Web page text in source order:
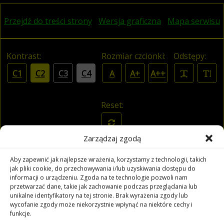
Zarządzaj zgodą
Aby zapewnić jak najlepsze wrażenia, korzystamy z technologii, takich
jak pliki cookie, do przechowywania i/lub uzyskiwania dostępu do
informacji o urządzeniu. Zgoda na te technologie pozwoli nam
przetwarzać dane, takie jak zachowanie podczas przeglądania lub
unikalne identyfikatory na tej stronie. Brak wyrażenia zgody lub
wycofanie zgody może niekorzystnie wpłynąć na niektóre cechy i
funkcje.
Przejdź do treści strony Wersja graficzna Mapa serwisu
Kontrast:
C1
C2 C3 C4
Rozmiar czcionki:
A
A+ A++
Odstępy:
Reset:
Filharmonia Opolska